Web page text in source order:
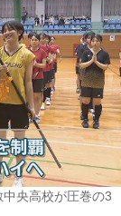
央高校が圧巻の3